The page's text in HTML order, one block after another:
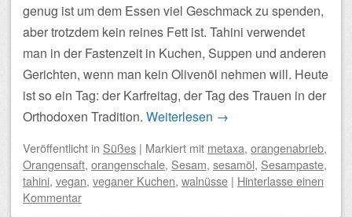
genug ist um dem Essen viel Geschmack zu spenden,
aber trotzdem kein reines Fett ist. Tahini verwendet
man in der Fastenzeit in Kuchen, Suppen und anderen
Gerichten, wenn man kein Olivenöl nehmen will. Heute
ist so ein Tag: der Karfreitag, der Tag des Trauen in der
Orthodoxen Tradition. Weiterlesen →
Veröffentlicht in Süßes | Markiert mit metaxa, orangenabrieb,
Orangensaft, orangenschale, Sesam, sesamöl, Sesampaste,
tahini, vegan, veganer Kuchen, walnüsse | Hinterlasse einen
Kommentar